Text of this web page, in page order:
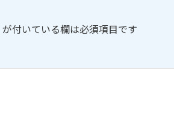
が付いている欄は必須項目です